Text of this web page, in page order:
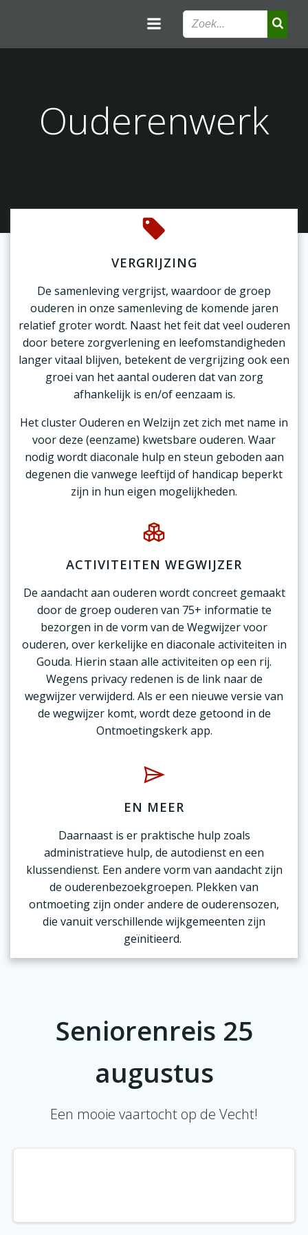
naar
Ouderenwerk
VERGRIJZING
De samenleving vergrijst, waardoor de groep
ouderen in onze samenleving de komende jaren
relatief groter wordt. Naast het feit dat veel ouderen
door betere zorgverlening en leefomstandigheden
langer vitaal blijven, betekent de vergrijzing ook een
groei van het aantal ouderen dat van zorg
afhankelijk is en/of eenzaam is.
Het cluster Ouderen en Welzijn zet zich met name in
voor deze (eenzame) kwetsbare ouderen. Waar
nodig wordt diaconale hulp en steun geboden aan
degenen die vanwege leeftijd of handicap beperkt
zijn in hun eigen mogelijkheden.
ACTIVITEITEN WEGWIJZER
De aandacht aan ouderen wordt concreet gemaakt
door de groep ouderen van 75+ informatie te
bezorgen in de vorm van de Wegwijzer voor
ouderen, over kerkelijke en diaconale activiteiten in
Gouda. Hierin staan alle activiteiten op een rij.
Wegens privacy redenen is de link naar de
wegwijzer verwijderd. Als er een nieuwe versie van
de wegwijzer komt, wordt deze getoond in de
Ontmoetingskerk app.
EN MEER
Daarnaast is er praktische hulp zoals
administratieve hulp, de autodienst en een
klussendienst. Een andere vorm van aandacht zijn
de ouderenbezoekgroepen. Plekken van
ontmoeting zijn onder andere de ouderensozen,
die vanuit verschillende wijkgemeenten zijn
geïnitieerd.
Seniorenreis 25
augustus
Een mooie vaartocht op de Vecht!